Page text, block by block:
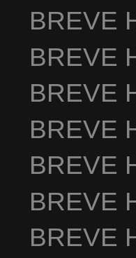
BREVE
BREVE
BREVE
BREVE
BREVE
BREVE
BREVE